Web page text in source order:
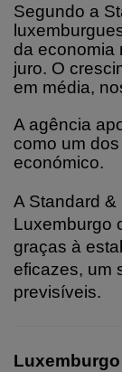
Segundo a
da economia
juro. O
em média,
A agência
como um
económico.
A Standard
Luxemburgo
graças à
eficazes, um
previsíveis.